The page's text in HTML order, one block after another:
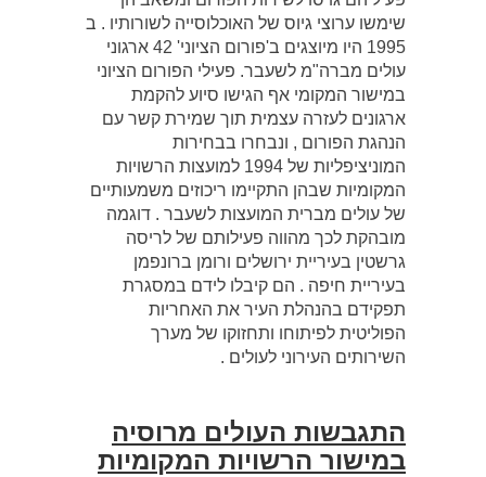
שימשו ערוצי גיוס של האוכלוסייה לשורותיו . ב
1995 היו מיוצגים ב'פורום הציוני' 42 ארגוני
עולים מברה"מ לשעבר. פעילי הפורום הציוני
במישור המקומי אף הגישו סיוע להקמת
ארגונים לעזרה עצמית תוך שמירת קשר עם
הנהגת הפורום , ונבחרו בבחירות
המוניציפליות של 1994 למועצות הרשויות
המקומיות שבהן התקיימו ריכוזים משמעותיים
של עולים מברית המועצות לשעבר . דוגמה
מובהקת לכך מהווה פעילותם של לריסה
גרשטין בעיריית ירושלים ורומן ברונפמן
בעיריית חיפה . הם קיבלו לידם במסגרת
תפקידם בהנהלת העיר את האחריות
הפוליטית לפיתוחו ותחזוקו של מערך
השירותים העירוני לעולים .
התגבשות העולים מרוסיה
במישור הרשויות המקומיות